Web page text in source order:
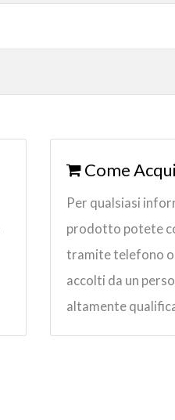
Come
Per qualsiasi
prodotto potete
tramite telefono o
accolti da un
altamente